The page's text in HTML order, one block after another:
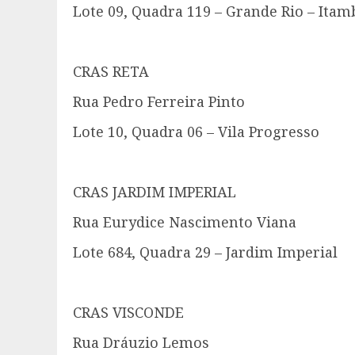
Lote 09, Quadra 119 – Grande Rio –
CRAS RETA
Rua Pedro Ferreira Pinto
Lote 10, Quadra 06 – Vila Progresso
CRAS JARDIM IMPERIAL
Rua Eurydice Nascimento Viana
Lote 684, Quadra 29 – Jardim Imperial
CRAS VISCONDE
Rua Dráuzio Lemos